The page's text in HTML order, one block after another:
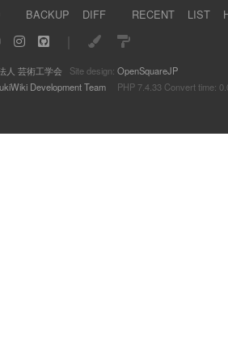
BACKUP DIFF RECENT LIST
人 芸術工学会 Site design: OpenSquareJP
Development TeamPHP 7.4.33 Convert time: